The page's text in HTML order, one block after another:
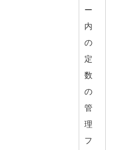
ー
内
の
定
数
の
管
理
フ